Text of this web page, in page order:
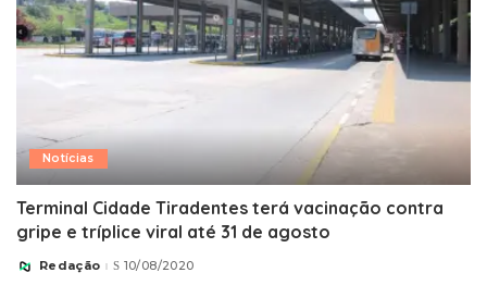
Notícias
Terminal Cidade Tiradentes terá vacinação contra
gripe e tríplice viral até 31 de agosto
Posted
Redação 10/08/2020